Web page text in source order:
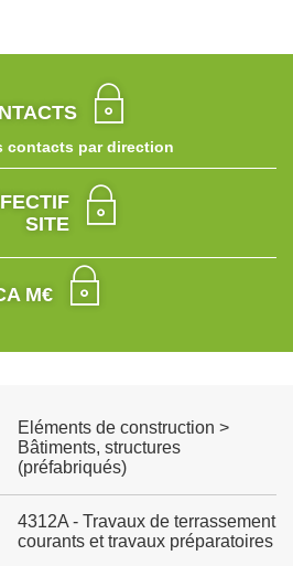
contacts par direction
SITE
M€
Eléments de construction >
Bâtiments, structures
(préfabriqués)
4312A - Travaux de terrassement
courants et travaux préparatoires